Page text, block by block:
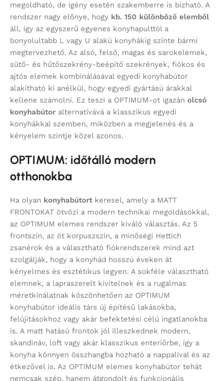
megoldható, de igény esetén szakemberre is bízható. A
rendszer nagy előnye, hogy kb. 150 különböző elemből
áll, így az egyszerű egyenes konyhapulttól a
bonyolultabb L vagy U alakú konyhákig szinte bármi
megtervezhető. Az alsó, felső, magas és sarokelemek,
sütő- és hűtőszekrény-beépítő szekrények, fiókos és
ajtós elemek kombinálásával egyedi konyhabútor
alakítható ki anélkül, hogy egyedi gyártású árakkal
kellene számolni. Ez teszi a OPTIMUM-ot igazán olcsó
konyhabútor alternatívává a klasszikus egyedi
konyhákkal szemben, miközben a megjelenés és a
kényelem szintje közel azonos.
OPTIMUM: időtálló modern
otthonokba
Ha olyan konyhabútort keresel, amely a MATT
FRONTOKAT ötvözi a modern technikai megoldásokkal,
az OPTIMUM elemes rendszer kiváló választás. Az 5
frontszín, az öt korpuszszín, a minőségi Hettich
zsanérok és a választható fiókrendszerek mind azt
szolgálják, hogy a konyhád hosszú éveken át
kényelmes és esztétikus legyen. A sokféle választható
elemnek, a lapraszerelt kivitelnek és a rugalmas
méretkínálatnak köszönhetően az OPTIMUM
konyhabútor ideális társ új építésű lakásokba,
felújításokhoz vagy akár befektetési célú ingatlanokba
is. A matt hatású frontok jól illeszkednek modern,
skandináv, loft vagy akár klasszikus enteriőrbe, így a
konyha könnyen összhangba hozható a nappalival és az
étkezővel is. Az OPTIMUM elemes konyhabútor tehát
nemcsak szép, hanem átgondolt és funkcionális